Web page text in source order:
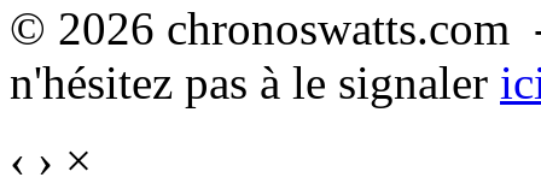
© 2026
n'hésitez pas à le signaler
‹ › ×